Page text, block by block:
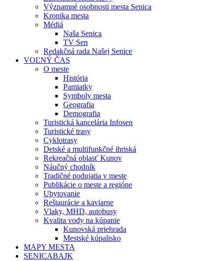
Významné osobnosti mesta Senica
Kronika mesta
Médiá
Naša Senica
TV Sen
Redakčná rada Našej Senice
VOĽNÝ ČAS
O meste
História
Pamiatky
Symboly mesta
Geografia
Demografia
Turistická kancelária Infosen
Turistické trasy
Cyklotrasy
Detské a multifunkčné ihriská
Rekreačná oblasť Kunov
Náučný chodník
Tradičné podujatia v meste
Publikácie o meste a regióne
Ubytovanie
Reštaurácie a kaviarne
Vlaky, MHD, autobusy
Kvalita vody na kúpanie
Kunovská priehrada
Mestské kúpalisko
MAPY MESTA
SENICABAJK